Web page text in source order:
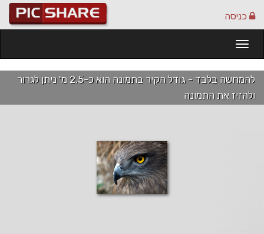
כניסה
להמחשה בלבד - גודל הקיר בתמונה הוא כ-2.5 מ' ניתן לגרור
ולהזיז את התמונה